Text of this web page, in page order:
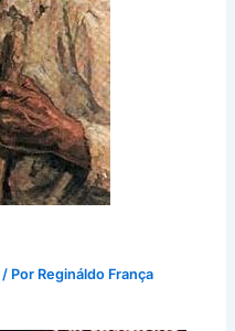
/ Por Regináldo França